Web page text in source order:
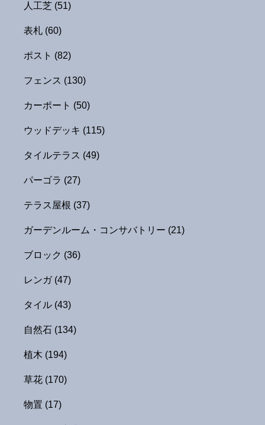
人工芝 (51)
表札 (60)
ポスト (82)
フェンス (130)
カーポート (50)
ウッドデッキ (115)
タイルテラス (49)
パーゴラ (27)
テラス屋根 (37)
ガーデンルーム・コンサバトリー (21)
ブロック (36)
レンガ (47)
タイル (43)
自然石 (134)
植木 (194)
草花 (170)
物置 (17)